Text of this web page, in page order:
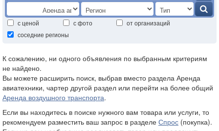
с ценой с фото
от организаций
соседние регионы
К сожалению, ни одного объявления по выбранным критериям
не найдено.
Вы можете расширить поиск, выбрав вместо раздела Аренда
авиатехники, чартер другой раздел или перейти на более общий
Аренда воздушного транспорта.
Если вы находитесь в поиске нужного вам товара или услуги, то
рекомендуем разместить ваш запрос в разделе Спрос (покупка).